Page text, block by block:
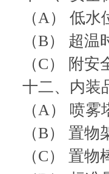
（A） 低
（B） 超
（C） 附
十二、
（A）
（B
（C）